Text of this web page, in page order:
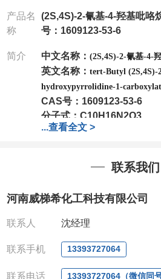
产品名
称
(2S,4S)-2-氰基-4-羟基吡咯
号：1609123-53-6
简介 中文名称： (2S,4S)-2-氰基-4-
英文名称： tert-Butyl (2S,4S)-
hydroxypyrrolidine-1-
CAS号： 1609123-53-6
分子式： C10H16N2O3
分子量：212.25
;1g;2.5g ;5g ;10g可根据客
我司对高校及科研单位先发
全额退款,并承担所有运费。
:0371-63377391/
微信 :13393727064
联系人: 沈晓东(欢迎致电
...查看全文 >
联系我们
河南威梯希化工科技有限公司
联系人 沈经理
联系手机 13393727064
联系电话 13393727064（微信同